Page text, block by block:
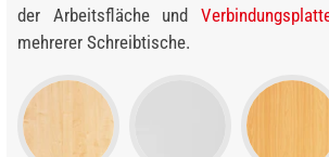
der Arbeitsfläche und
mehrerer Schreibtische.